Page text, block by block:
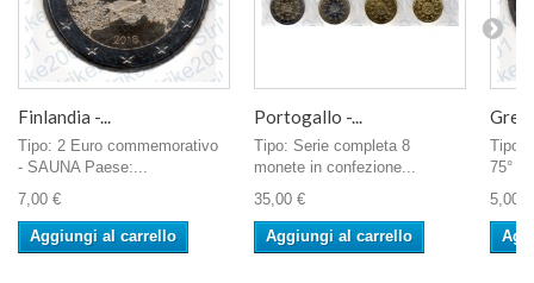
Finlandia -...
Tipo: 2 Euro commemorativo
- SAUNA Paese:...
7,00 €
Aggiungi al carrello
Portogallo -...
Tipo: Serie completa 8
monete in confezione...
35,00 €
Aggiungi al carrello
Tipo:
75°
5,00 €